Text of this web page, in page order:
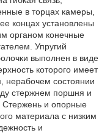
в торцах камеры,
концах установлены
органом конечные
Упругий
выполнен в виде
которого имеет
нерабочем состоянии
стержнем поршня и
Стержень и опорные
материала с низким
и